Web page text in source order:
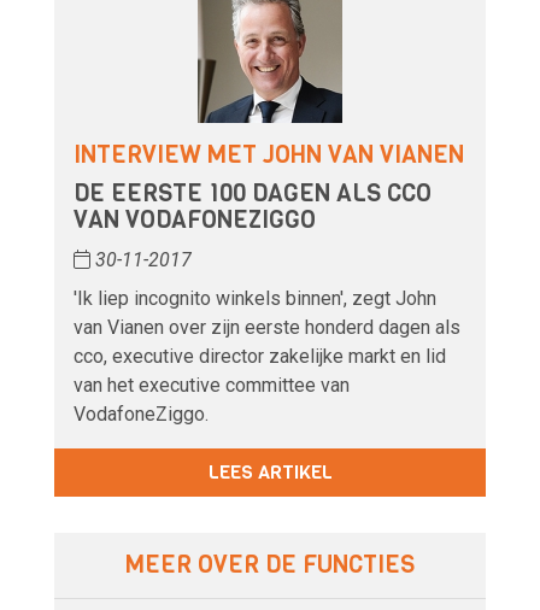
INTERVIEW MET JOHN VAN VIANEN
DE EERSTE 100 DAGEN ALS CCO
VAN VODAFONEZIGGO
30-11-2017
'Ik liep incognito winkels binnen', zegt John
van Vianen over zijn eerste honderd dagen als
cco, executive director zakelijke markt en lid
van het executive committee van
VodafoneZiggo.
LEES ARTIKEL
MEER OVER DE FUNCTIES